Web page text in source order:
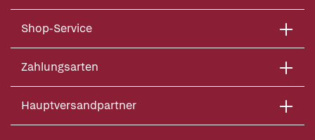
Shop-Service
Zahlungsarten
Hauptversandpartner